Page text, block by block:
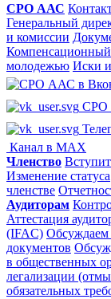
СРО ААС
Генеральный
и комиссии
молодежью Иски и
СРО
Канал в MAX
Членство
Изменение статуса
членстве
Аудиторам
Аттестация
(IFAC) Обсуждаем
документов
в общественных
легализации
обязательных